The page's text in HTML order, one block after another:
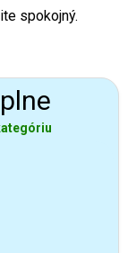
spokojný.